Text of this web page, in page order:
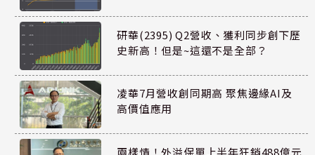
研華(2395) Q2營收、獲利同步創下歷
史新高！但是~這還不是全部？
凌華7月營收創同期高 聚焦邊緣AI及
高價值應用
兩樣情！外溢保單上半年狂銷488億元